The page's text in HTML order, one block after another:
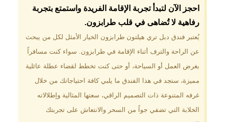
لماذا تختار فندق دبل
تري هيلتون
طرابزون؟
موقع مميز في قلب طرابزون بالقرب
من أهم المعالم السياحية. إطلالات
الخضراء. مرافق متكاملة تشمل
مسبحًا داخليًا، سبا، صالة ألعاب
رياضية، ومطاعم عالمية.
احجز الآن لتبدأ تجربة الإقامة الفريدة واستمتع بتجربة
رفاهية لا تُضاهى في قلب طرابزون.​
يُعتبر فندق دبل تري هيلتون طرابزون الخيار الأمثل لكل من يبحث
عن الراحة والترف أثناء الإقامة في طرابزون. سواء كنت مسافراً
بغرض العمل أو السياحة، أو حتى كنت تخطط لقضاء عطلة عائلية
مميزة، ستجد في هذا الفندق ما يلبي كافة احتياجاتك من خلال
غرفه المتنوعة ذات التصميم الراقي، سعتها المثالية وإطلالاته
الخلابة التي تضفي جواً من السحر والانتعاش على تجربتك